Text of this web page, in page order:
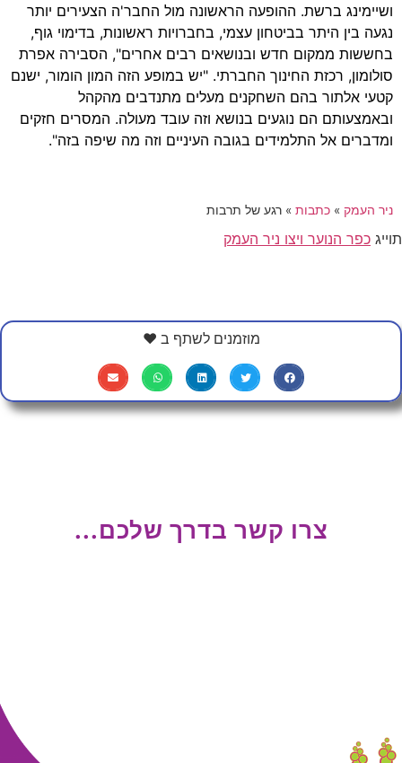
ושיימינג ברשת. ההופעה הראשונה מול החבר'ה הצעירים יותר
נגעה בין היתר בביטחון עצמי, בחברויות ראשונות, בדימוי גוף,
בחששות ממקום חדש ובנושאים רבים אחרים", הסבירה אפרת
סולומון, רכזת החינוך החברתי. "יש במופע הזה המון הומור, ישנם
קטעי אלתור בהם השחקנים מעלים מתנדבים מהקהל
ובאמצעותם הם נוגעים בנושא וזה עובד מעולה. המסרים חזקים
ומדברים אל התלמידים בגובה העיניים וזה מה שיפה בזה".
ניר העמק » כתבות » רגע של תרבות
תוייג כפר הנוער ויצו ניר העמק
מוזמנים לשתף ב ❤
צרו קשר בדרך שלכם...